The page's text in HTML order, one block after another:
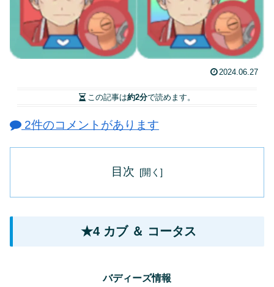
2024.06.27
この記事は約2分で読めます。
2件のコメントがあります
目次
★4 カブ ＆ コータス
バディーズ情報